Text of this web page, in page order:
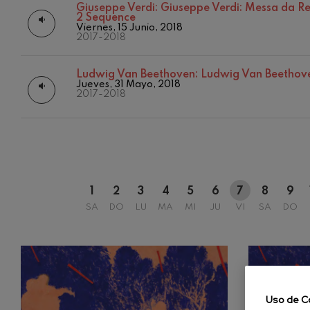
Giuseppe Verdi: Giuseppe Verdi: Messa da
2 Sequence
Viernes, 15 Junio, 2018
2017-2018
Ludwig Van Beethoven: Ludwig Van
Jueves, 31 Mayo, 2018
2017-2018
SA
2
DO
3
LU
4
MA
5
MI
6
JU
7
VI
8
SA
9
DO
J. Brahms
Joseph
Popular / Pau
Franz Schmidt
bosque
Franz Schubert
Uso de